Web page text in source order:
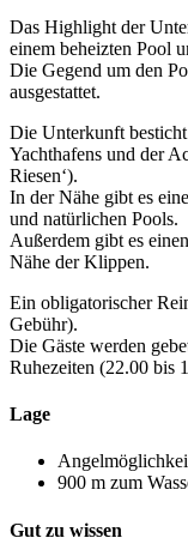
Das Highlight der
einem beheizten Pool
Die Gegend um den
ausgestattet.
Die Unterkunft
Yachthafens und der
Riesen‘).
In der Nähe gibt es
und natürlichen Pools.
Außerdem gibt es
Nähe der Klippen.
Ein obligatorischer
Gebühr).
Die Gäste werden
Ruhezeiten (22.00 bis
Lage
900 m zum
Gut zu wissen